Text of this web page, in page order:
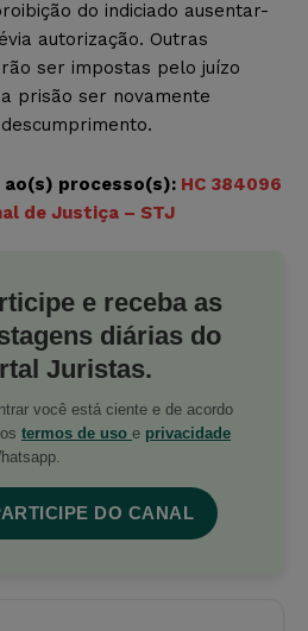
do indiciado ausentar-
autorização. Outras
ser impostas pelo juízo
prisão ser novamente
ao(s) processo(s): HC 384096
de Justiça – STJ
e receba as
diárias do
Juristas.
você está ciente e de acordo
termos de uso e privacidade
DO CANAL